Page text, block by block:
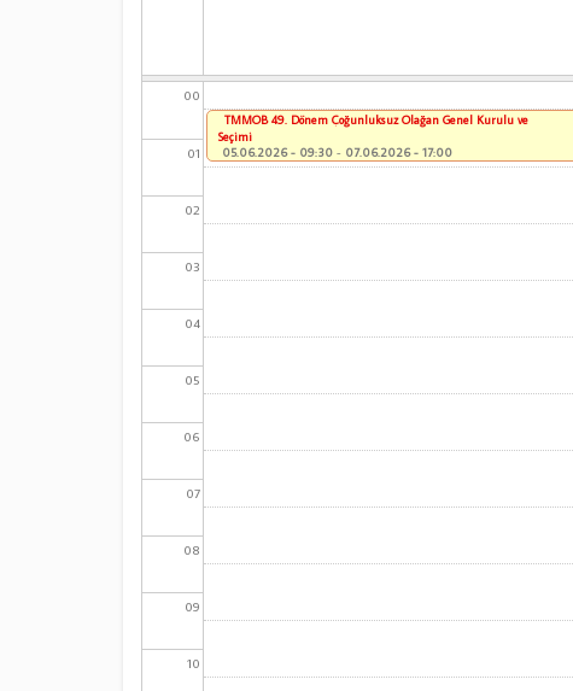
00
01
02
03
04
05
06
07
08
09
10
TMMOB 49. Dönem Çoğunluksuz Olağan Genel Kurulu ve
Seçimi
05.06.2026 - 09:30 - 07.06.2026 - 17:00